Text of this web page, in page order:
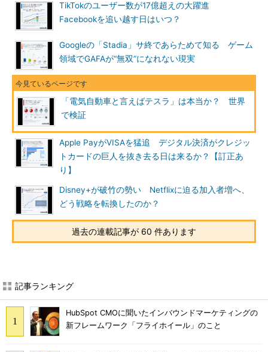
TikTokのユーザー数が17億超えの大躍進
Facebookを追い越す日はいつ？
Googleの「Stadia」サ終であらためて知る ゲーム
領域でGAFAが“無双”になれない現実
「電気自動車と言えばテスラ」は本当か？ 世界
で検証
Apple PayがVISAを猛追 デジタル決済がクレジッ
トカードの巨人を抜き去る日は来るか？【訂正あ
り】
Disney+が破竹の勢い Netflixに迫る加入者増へ、
どう戦略を転換したのか？
過去の連載記事が 60 件あります
記事ランキング
HubSpot CMOに聞いたインバウンドマーケティングの
新フレームワーク「フライホイール」のこと